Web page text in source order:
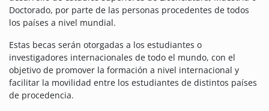
Doctorado, por parte de las personas procedentes de todos
los países a nivel mundial.
Estas becas serán otorgadas a los estudiantes o
investigadores internacionales de todo el mundo, con el
objetivo de promover la formación a nivel internacional y
facilitar la movilidad entre los estudiantes de distintos países
de procedencia.